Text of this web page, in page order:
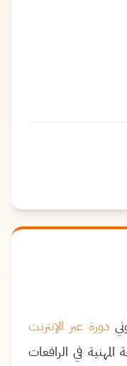
دورة عبر الإنترنت
في الرافعات